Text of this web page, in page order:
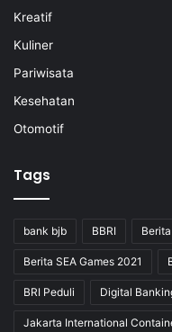
Kreatif
Kuliner
Pariwisata
Kesehatan
Otomotif
Tags
bank bjb BBRI
Berita SEA Games 2021
BRI Peduli Digital
Jakarta International